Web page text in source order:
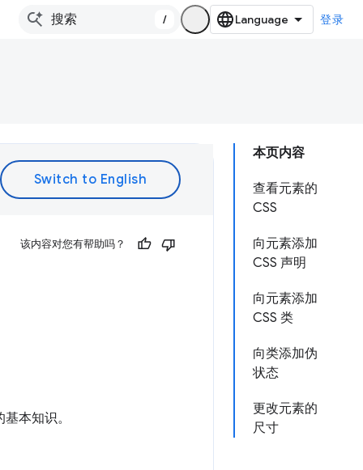
/ 登录
本页内容
查看元素的
CSS
向元素添加
CSS 声明
向元素添加
CSS 类
向类添加伪
状态
更改元素的
尺寸
该内容对您有帮助吗？
本知识。